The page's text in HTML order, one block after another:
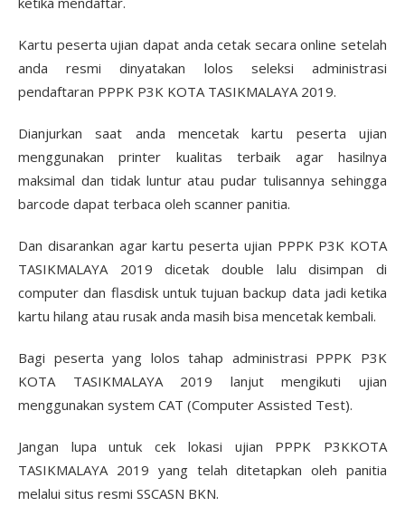
Kartu peserta ujian dapat anda cetak secara online setelah
anda resmi dinyatakan lolos seleksi administrasi
pendaftaran PPPK P3K KOTA TASIKMALAYA 2019.
Dianjurkan saat anda mencetak kartu peserta ujian
menggunakan printer kualitas terbaik agar hasilnya
maksimal dan tidak luntur atau pudar tulisannya sehingga
barcode dapat terbaca oleh scanner panitia.
Dan disarankan agar kartu peserta ujian PPPK P3K KOTA
TASIKMALAYA 2019 dicetak double lalu disimpan di
computer dan flasdisk untuk tujuan backup data jadi ketika
kartu hilang atau rusak anda masih bisa mencetak kembali.
Bagi peserta yang lolos tahap administrasi PPPK P3K
KOTA TASIKMALAYA 2019 lanjut mengikuti ujian
menggunakan system CAT (Computer Assisted Test).
Jangan lupa untuk cek lokasi ujian PPPK P3KKOTA
TASIKMALAYA 2019 yang telah ditetapkan oleh panitia
melalui situs resmi SSCASN BKN.